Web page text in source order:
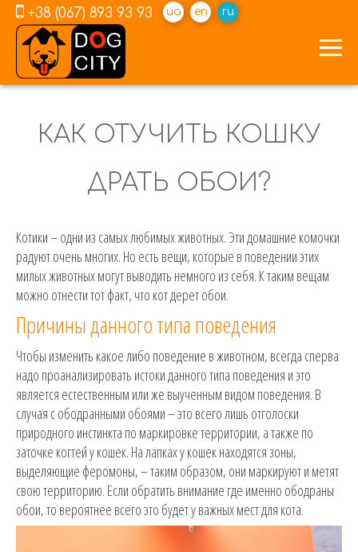
+38 (067) 893 93 93 ua en ru
КАК ОТУЧИТЬ КОШКУ
ДРАТЬ ОБОИ?
Котики – одни из самых любимых животных. Эти домашние комочки
радуют очень многих. Но есть вещи, которые в поведении этих
милых животных могут выводить немного из себя. К таким вещам
можно отнести тот факт, что кот дерет обои.
Причины данного типа поведения
Чтобы изменить какое либо поведение в животном, всегда сперва
надо проанализировать истоки данного типа поведения и это
является естественным или же выученным видом поведения. В
случая с ободранными обоями – это всего лишь отголоски
природного инстинкта по маркировке территории, а также по
заточке когтей у кошек. На лапках у кошек находятся зоны,
выделяющие феромоны, – таким образом, они маркируют и метят
свою территорию. Если обратить внимание где именно ободраны
обои, то вероятнее всего это будет у важных мест для кота.